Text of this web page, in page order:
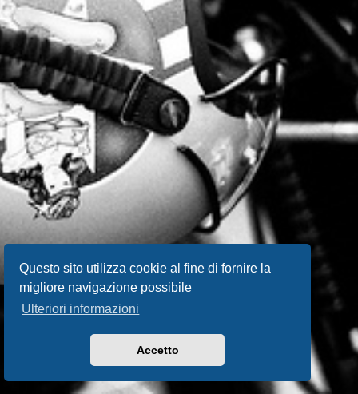
Questo sito utilizza cookie al fine di fornire la
migliore navigazione possibile
Ulteriori informazioni
Accetto